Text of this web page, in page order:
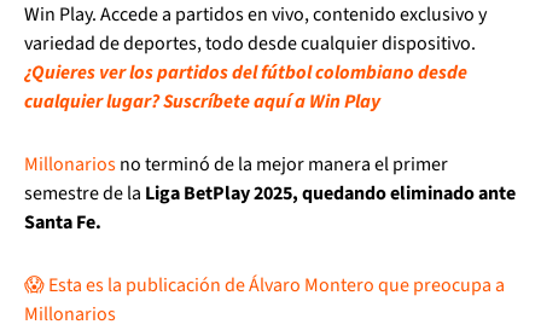
Win Play. Accede a partidos en vivo, contenido exclusivo y
variedad de deportes, todo desde cualquier dispositivo.
¿Quieres ver los partidos del fútbol colombiano desde
cualquier lugar? Suscríbete aquí a Win Play
Millonariosno terminó de la mejor manera el primer
semestre de la Liga BetPlay 2025, quedando eliminado ante
Santa Fe.
😱 Esta es la publicación de Álvaro Montero que preocupa a
Millonarios